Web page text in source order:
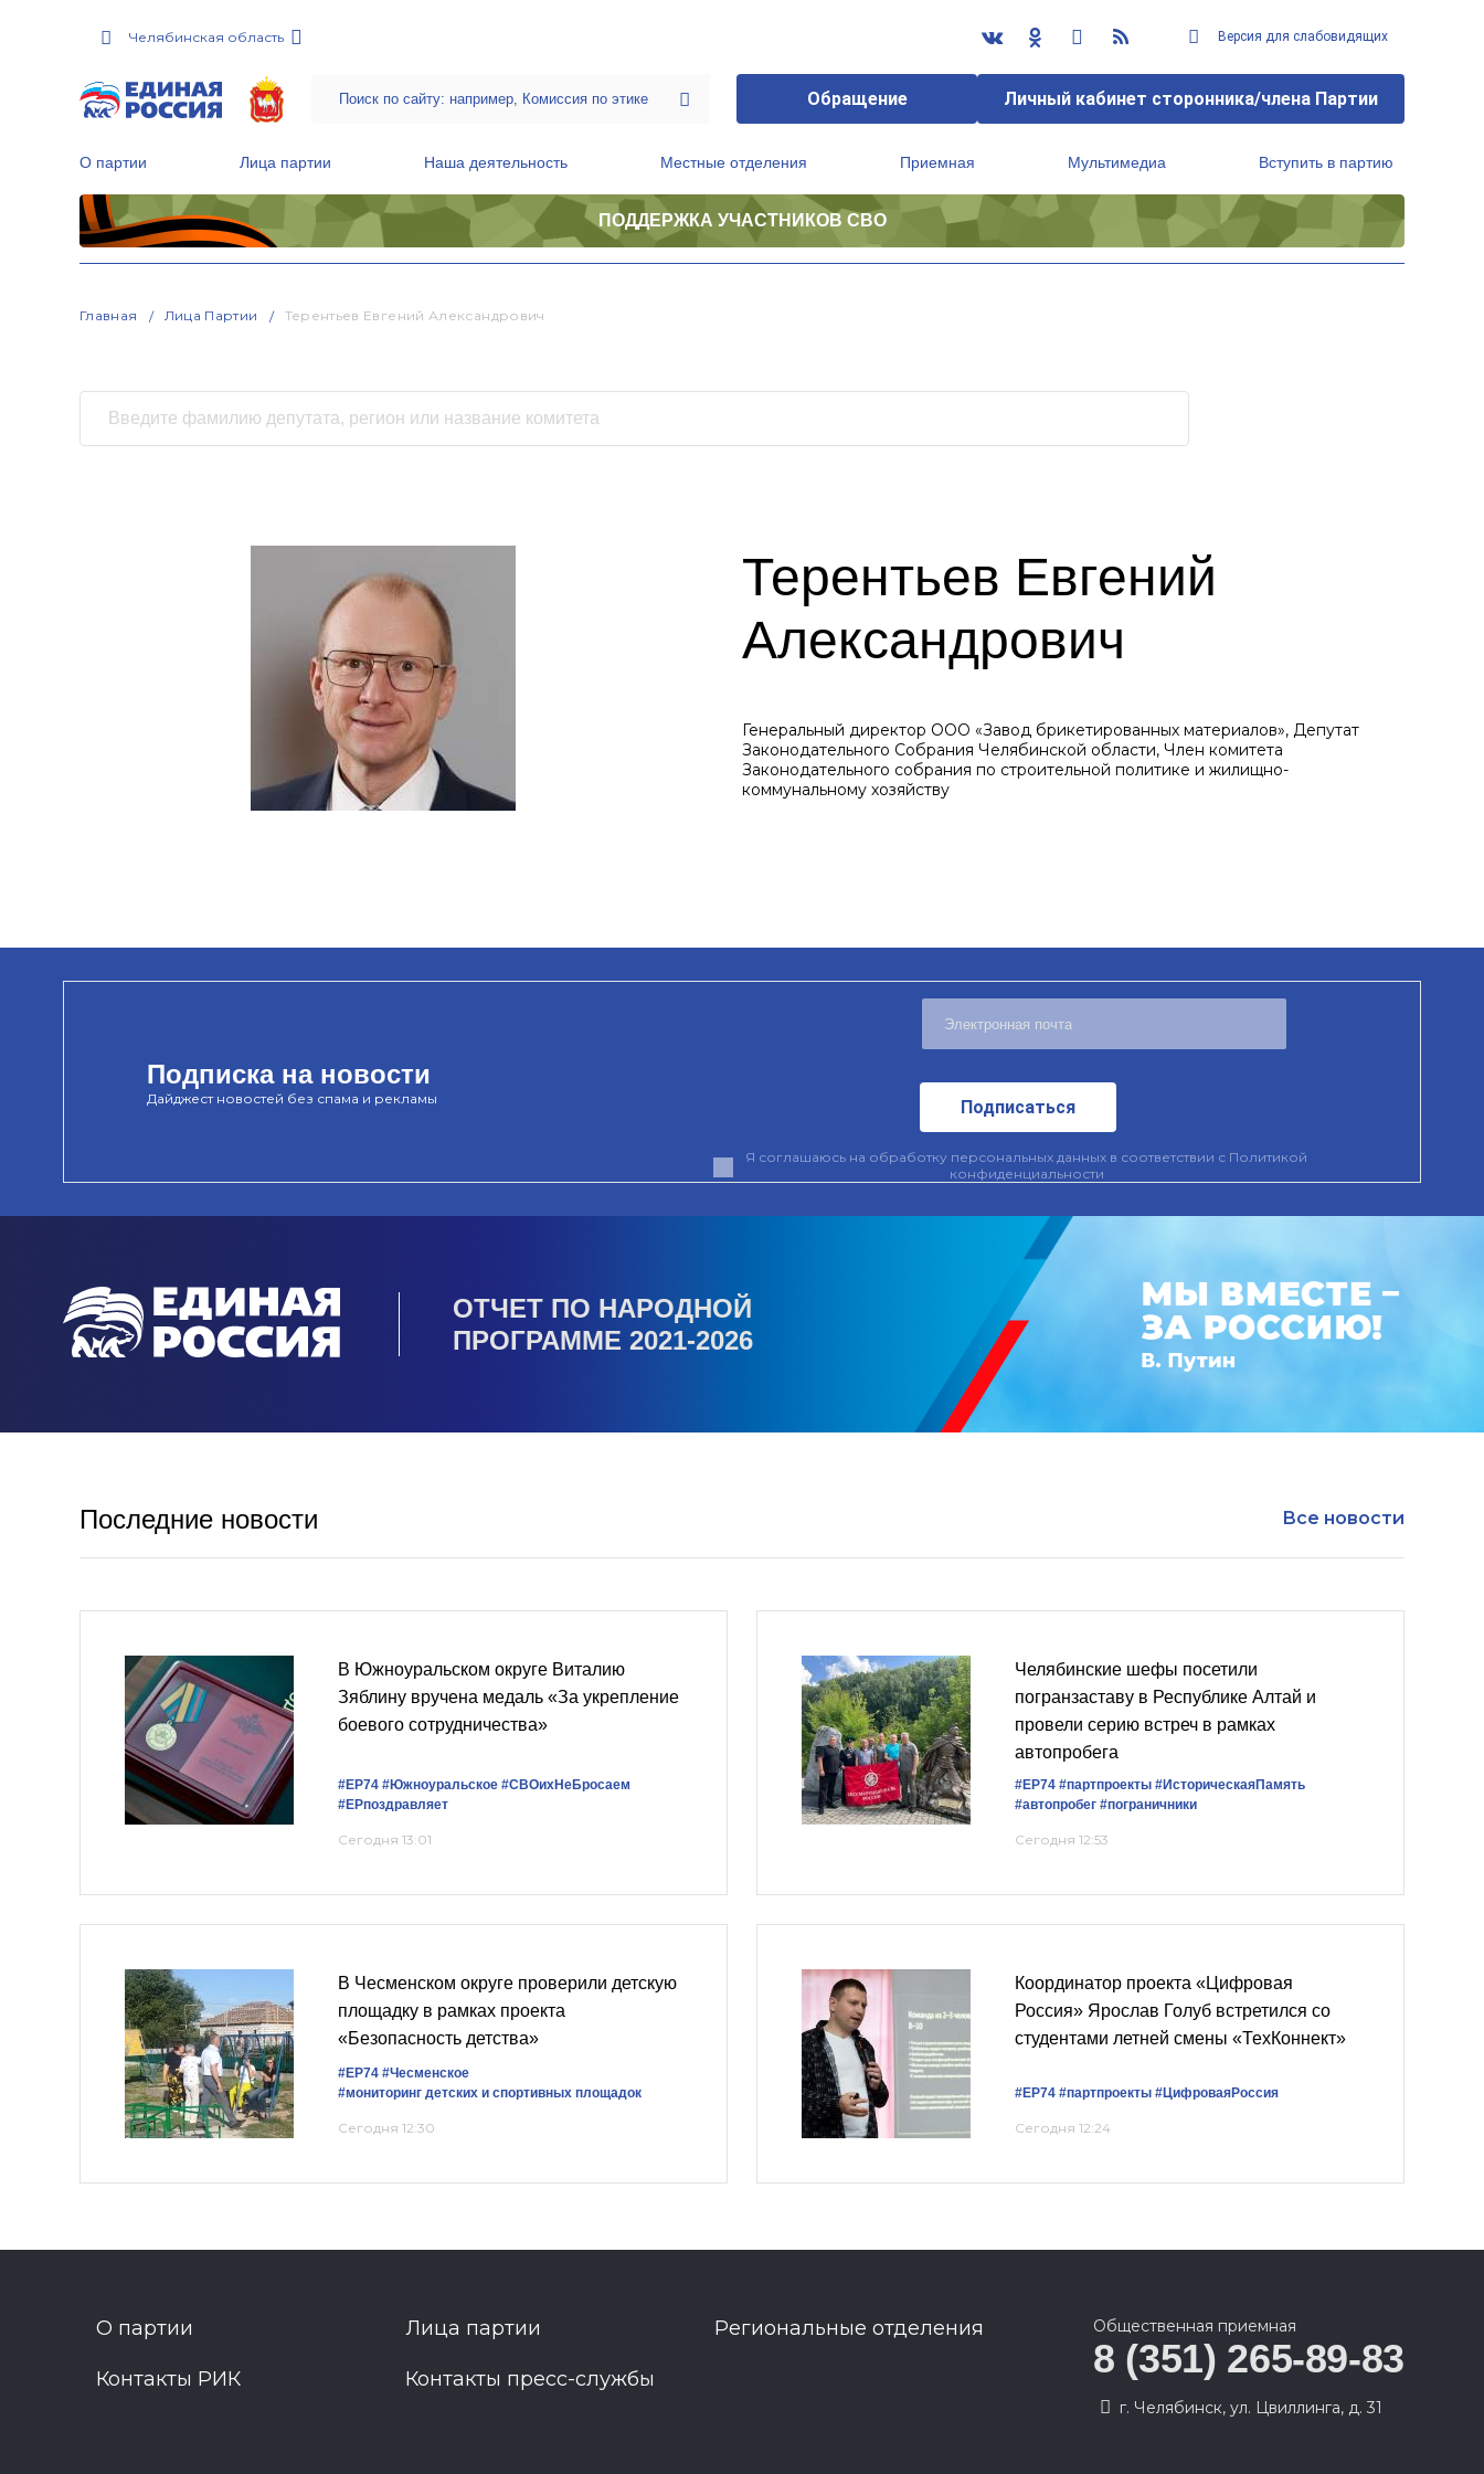
Челябинская область Версия для слабовидящих
Обращение Личный кабинет сторонника/члена Партии
О партии Лица партии Наша деятельность Местные отделения Приемная Мультимедиа Вступить в партию
ПОДДЕРЖКА УЧАСТНИКОВ СВО
Главная Лица Партии Терентьев Евгений Александрович
Терентьев Евгений
Александрович
Генеральный директор ООО «Завод брикетированных материалов», Депутат
Законодательного Собрания Челябинской области, Член комитета
Законодательного собрания по строительной политике и жилищно-
коммунальному хозяйству
Подписка на новости
Дайджест новостей без спама и рекламы Подписаться
Я соглашаюсь на обработку персональных данных в соответствии с Политикой
конфиденциальности
ОТЧЕТ ПО НАРОДНОЙ
ПРОГРАММЕ 2021-2026
Последние новости Все новости
В Южноуральском округе Виталию
Зяблину вручена медаль «За укрепление
боевого сотрудничества»
#ЕР74 #Южноуральское #СВОихНеБросаем
#ЕРпоздравляет
Сегодня 13:01
Челябинские шефы посетили
погранзаставу в Республике Алтай и
провели серию встреч в рамках
автопробега
#ЕР74 #партпроекты #ИсторическаяПамять
#автопробег #пограничники
Сегодня 12:53
В Чесменском округе проверили детскую
площадку в рамках проекта
«Безопасность детства»
#ЕР74 #Чесменское
#мониторинг детских и спортивных площадок
Сегодня 12:30
Координатор проекта «Цифровая
Россия» Ярослав Голуб встретился со
студентами летней смены «ТехКоннект»
#ЕР74 #партпроекты #ЦифроваяРоссия
Сегодня 12:24
О партии Лица партии Региональные отделения
Контакты РИК Контакты пресс-службы
Общественная приемная
8 (351) 265-89-83
г. Челябинск, ул. Цвиллинга, д. 31